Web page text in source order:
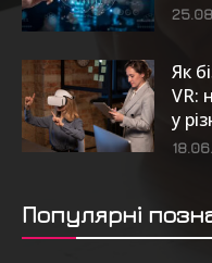
Як
VR:
у
Популярні